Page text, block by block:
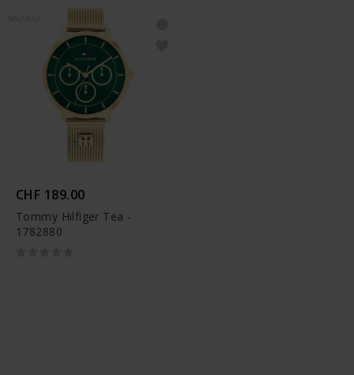
CHF 189.00
Tommy Hilfiger Tea -
1782880